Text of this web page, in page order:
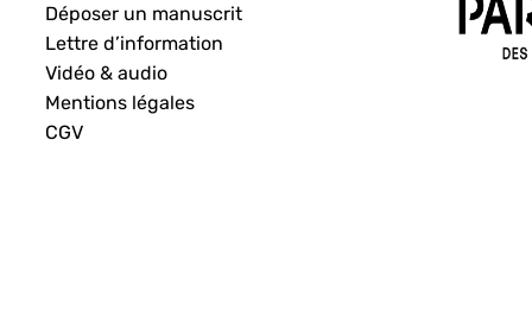
Déposer un manuscrit
Lettre d’information
Vidéo & audio
Mentions légales
CGV